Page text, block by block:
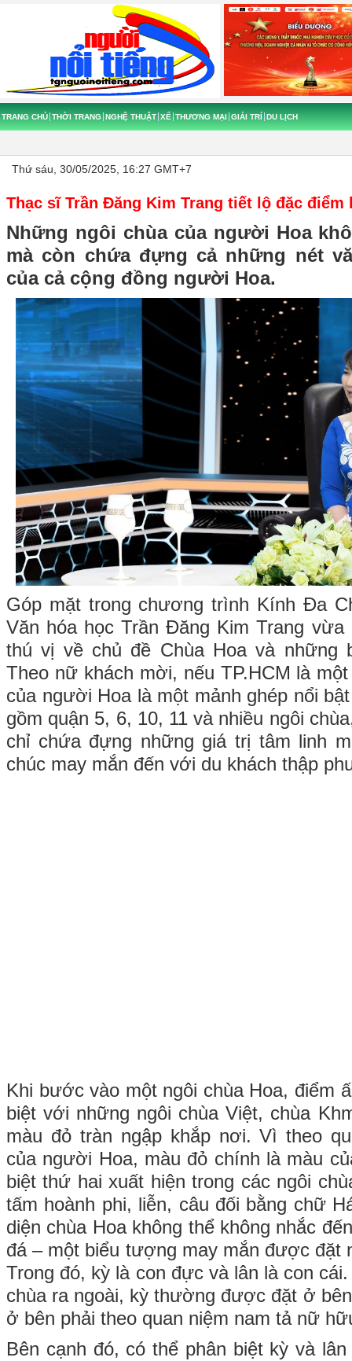
TRANG CHỦ THỜI TRANG NGHỆ THUẬT XẾ THƯƠNG MẠI GIẢI TRÍ DU LỊCH
Thứ sáu, 30/05/2025, 16:27 GMT+7
Thạc sĩ Trần Đăng Kim Trang tiết lộ đặc điểm
Những ngôi chùa của người Hoa
mà còn chứa đựng cả những nét
của cả cộng đồng người Hoa.
Góp mặt trong chương trình Kính Đa
Văn hóa học Trần Đăng Kim Trang
thú vị về chủ đề Chùa Hoa và những
Theo nữ khách mời, nếu TP.HCM là
của người Hoa là một mảnh ghép nổi
gồm quận 5, 6, 10, 11 và nhiều ngôi
chỉ chứa đựng những giá trị tâm linh
chúc may mắn đến với du khách thập
Khi bước vào một ngôi chùa Hoa, điểm
biệt với những ngôi chùa Việt, chùa
màu đỏ tràn ngập khắp nơi. Vì theo
của người Hoa, màu đỏ chính là màu
biệt thứ hai xuất hiện trong các ngôi
tấm hoành phi, liễn, câu đối bằng chữ
diện chùa Hoa không thể không nhắc
đá – một biểu tượng may mắn được đặt
Trong đó, kỳ là con đực và lân là con
chùa ra ngoài, kỳ thường được đặt ở
ở bên phải theo quan niệm nam tả nữ
Bên cạnh đó, có thể phân biệt kỳ và